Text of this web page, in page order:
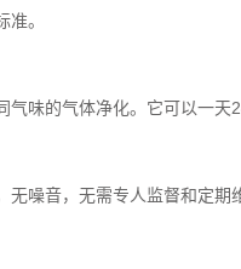
。
气味的气体净化。它可以一天
无噪音，无需专人监督和定期